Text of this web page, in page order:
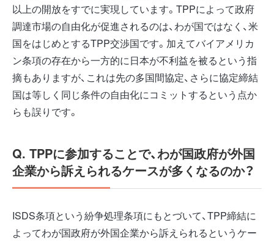
以上の開放をすでに実現しています。TPPによって政府
調達市場の自由化が促進されるのは、わが国ではなく、米
国をはじめとするTPP交渉国です。加えてバイアメリカ
ン条項の存在から一方的に日本が不利益を被るという指
摘もありますが、これは先の多国間協定、さらに協定締結
国は等しく同じ条件の自由化にコミットするという点か
らも誤りです。
Q. TPPに参加することで、わが国政府が外国
企業から訴えられるケースが多くなるのか？
ISDS条項という紛争処理条項にもとづいて、TPP締結に
よってわが国政府が外国企業から訴えられるというケー